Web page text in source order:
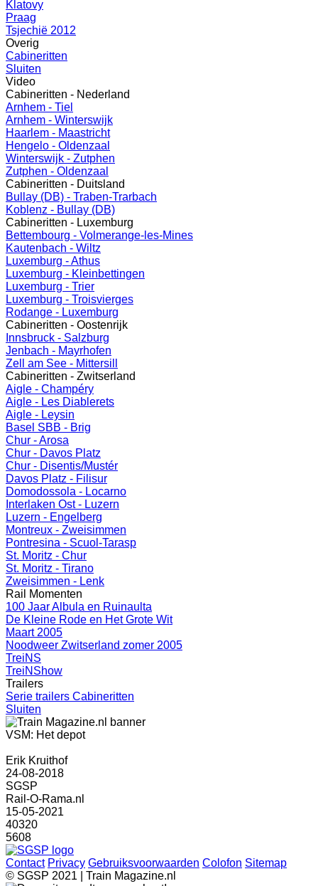
Klatovy
Praag
Tsjechië 2012
Overig
Cabineritten
Sluiten
Video
Cabineritten - Nederland
Arnhem - Tiel
Arnhem - Winterswijk
Haarlem - Maastricht
Hengelo - Oldenzaal
Winterswijk - Zutphen
Zutphen - Oldenzaal
Cabineritten - Duitsland
Bullay (DB) - Traben-Trarbach
Koblenz - Bullay (DB)
Cabineritten - Luxemburg
Bettembourg - Volmerange-les-Mines
Kautenbach - Wiltz
Luxemburg - Athus
Luxemburg - Kleinbettingen
Luxemburg - Trier
Luxemburg - Troisvierges
Rodange - Luxemburg
Cabineritten - Oostenrijk
Innsbruck - Salzburg
Jenbach - Mayrhofen
Zell am See - Mittersill
Cabineritten - Zwitserland
Aigle - Champéry
Aigle - Les Diablerets
Aigle - Leysin
Basel SBB - Brig
Chur - Arosa
Chur - Davos Platz
Chur - Disentis/Mustér
Davos Platz - Filisur
Domodossola - Locarno
Interlaken Ost - Luzern
Luzern - Engelberg
Montreux - Zweisimmen
Pontresina - Scuol-Tarasp
St. Moritz - Chur
St. Moritz - Tirano
Zweisimmen - Lenk
Rail Momenten
100 Jaar Albula en Ruinaulta
De Kleine Rode en Het Grote Wit
Maart 2005
Noodweer Zwitserland zomer 2005
TreiNS
TreiNShow
Trailers
Serie trailers Cabineritten
Sluiten
VSM: Het depot
Erik Kruithof
24-08-2018
SGSP
Rail-O-Rama.nl
15-05-2021
40320
5608
Contact Privacy Gebruiksvoorwaarden Colofon Sitemap
© SGSP 2021 | Train Magazine.nl